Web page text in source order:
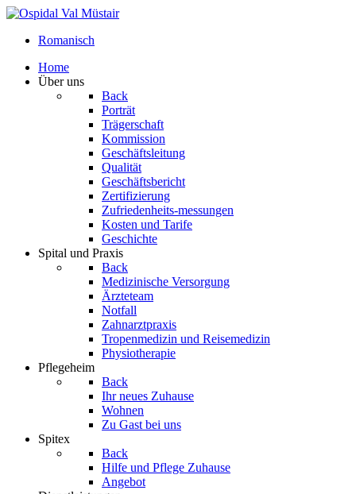
Romanisch
Home
Über uns
Back
Porträt
Trägerschaft
Kommission
Geschäftsleitung
Qualität
Geschäftsbericht
Zertifizierung
Zufriedenheits-messungen
Kosten und Tarife
Geschichte
Spital und Praxis
Back
Medizinische Versorgung
Ärzteteam
Notfall
Zahnarztpraxis
Tropenmedizin und Reisemedizin
Physiotherapie
Pflegeheim
Back
Ihr neues Zuhause
Wohnen
Zu Gast bei uns
Spitex
Back
Hilfe und Pflege Zuhause
Angebot